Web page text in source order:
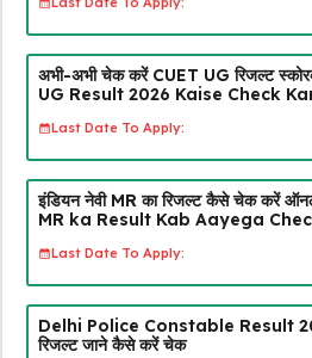
अभी-अभी चेक करें CUET UG रिजल्ट
UG Result 2026 Kaise Check
Last Date To Apply:
इंडियन नेवी MR का रिजल्ट कैसे चेक करें
MR ka Result Kab Aayega
Last Date To Apply:
Delhi Police Constable Result
रिजल्ट जाने कैसे करें चेक